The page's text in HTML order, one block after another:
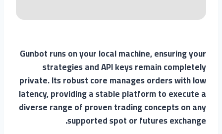
Gunbot runs on your local machine, ensuring your
strategies and API keys remain completely
private. Its robust core manages orders with low
latency, providing a stable platform to execute a
diverse range of proven trading concepts on any
supported spot or futures exchange.